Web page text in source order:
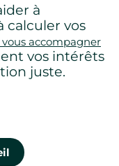
à
calculer vos
accompagner
vos intérêts
juste.